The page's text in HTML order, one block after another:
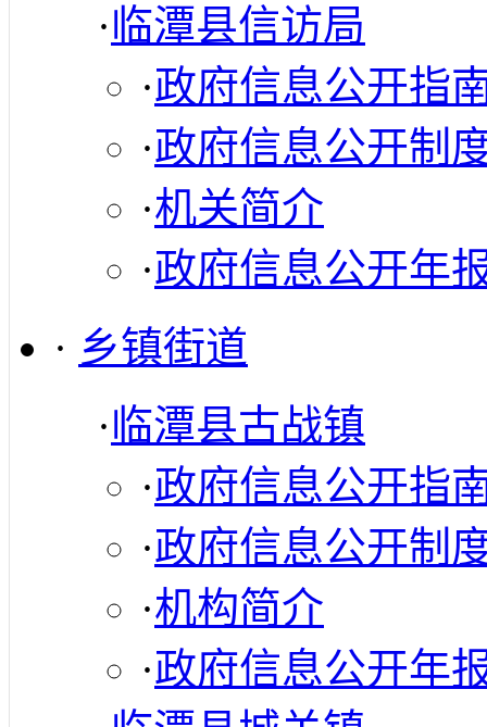
·临潭县信访局
·政府信息公开指
·政府信息公开制
·机关简介
·政府信息公开年
· 乡镇街道
·临潭县古战镇
·政府信息公开指
·政府信息公开制
·机构简介
·政府信息公开年